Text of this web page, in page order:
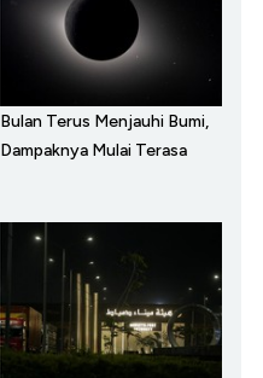
Bulan Terus Menjauhi Bumi,
Dampaknya Mulai Terasa